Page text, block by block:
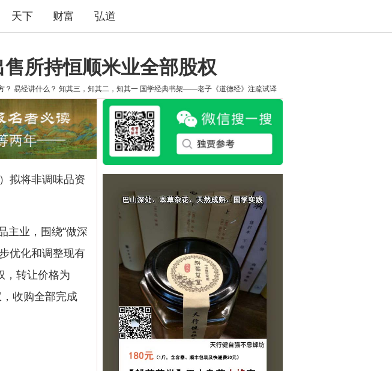
天下 财富 弘道
所持恒顺米业全部股权
？ 易经讲什么？ 知其三，知其二，知其一 国学经典书架——老子《道德经》注疏试译
拟将非调味品资
业，围绕“做深
优化和调整现有
，转让价格为
收购全部完成